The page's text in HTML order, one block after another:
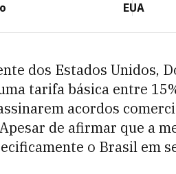
EUA
dos Estados Unidos,
tarifa básica entre
acordos
de afirmar que a
o Brasil em